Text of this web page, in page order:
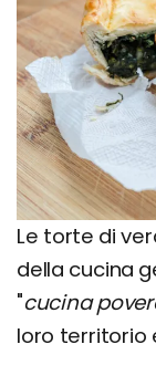
Le torte di
della cucina
"cucina
loro territorio